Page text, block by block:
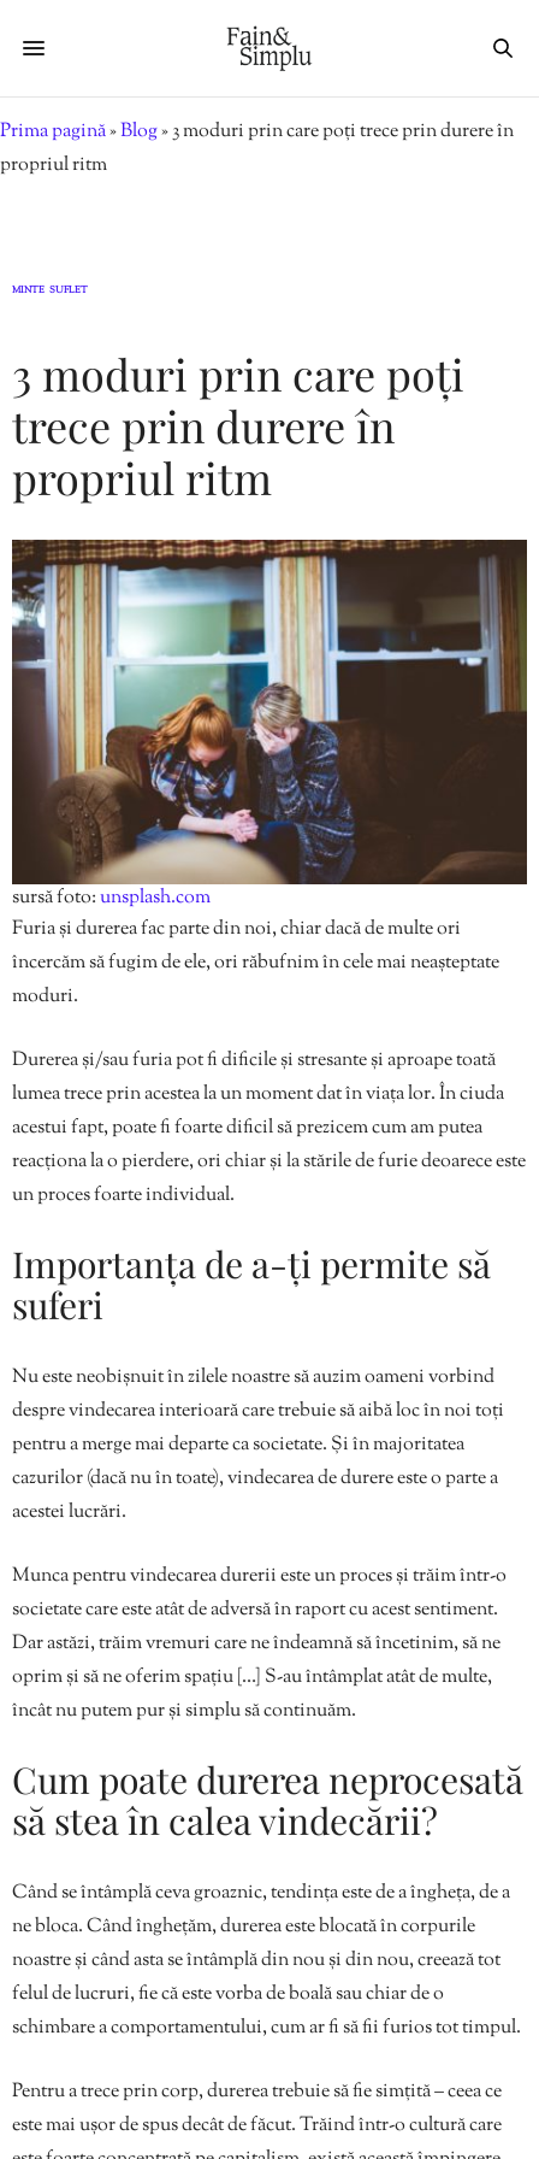
Prima pagină»Blog»3 moduri prin care poți trece prin durere în
propriul ritm
MINTE SUFLET
3 moduri prin care poți
trece prin durere în
propriul ritm
sursă foto:unsplash.com
Furia și durerea fac parte din noi, chiar dacă de multe ori
încercăm să fugim de ele, ori răbufnim în cele mai neașteptate
moduri.
Durerea și/sau furia pot fi dificile și stresante și aproape toată
lumea trece prin acestea la un moment dat în viața lor. În ciuda
acestui fapt, poate fi foarte dificil să prezicem cum am putea
reacționa la o pierdere, ori chiar și la stările de furie deoarece este
un proces foarte individual.
Importanța de a-ți permite să
suferi
Nu este neobișnuit în zilele noastre să auzim oameni vorbind
despre vindecarea interioară care trebuie să aibă loc în noi toți
pentru a merge mai departe ca societate. Și în majoritatea
cazurilor (dacă nu în toate), vindecarea de durere este o parte a
acestei lucrări.
Munca pentru vindecarea durerii este un proces și trăim într-o
societate care este atât de adversă în raport cu acest sentiment.
Dar astăzi, trăim vremuri care ne îndeamnă să încetinim, să ne
oprim și să ne oferim spațiu […] S-au întâmplat atât de multe,
încât nu putem pur și simplu să continuăm.
Cum poate durerea neprocesată
să stea în calea vindecării?
Când se întâmplă ceva groaznic, tendința este de a îngheța, de a
ne bloca. Când înghețăm, durerea este blocată în corpurile
noastre și când asta se întâmplă din nou și din nou, creează tot
felul de lucruri, fie că este vorba de boală sau chiar de o
schimbare a comportamentului, cum ar fi să fii furios tot timpul.
Pentru a trece prin corp, durerea trebuie să fie simțită – ceea ce
este mai ușor de spus decât de făcut. Trăind într-o cultură care